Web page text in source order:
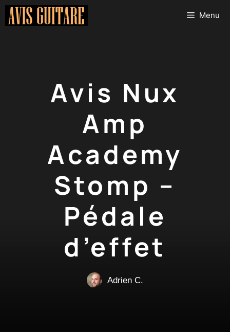
Aller
Menu
Avis Nux
Amp
Academy
Stomp –
Pédale
d’effet
Adrien C.